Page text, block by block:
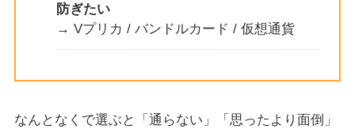
防ぎたい
→ Vプリカ / バンドルカード / 仮想通貨
なんとなくで選ぶと「通らない」「思ったより面倒」